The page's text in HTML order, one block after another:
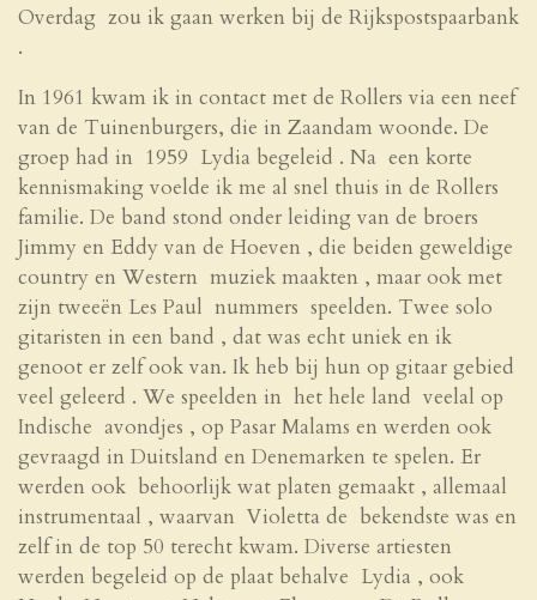
Overdag zou ik gaan werken bij de Rijkspostspaarbank
.
In 1961 kwam ik in contact met de Rollers via een neef
van de Tuinenburgers, die in Zaandam woonde. De
groep had in 1959 Lydia begeleid . Na een korte
kennismaking voelde ik me al snel thuis in de Rollers
familie. De band stond onder leiding van de broers
Jimmy en Eddy van de Hoeven , die beiden geweldige
country en Western muziek maakten , maar ook met
zijn tweeën Les Paul nummers speelden. Twee solo
gitaristen in een band , dat was echt uniek en ik
genoot er zelf ook van. Ik heb bij hun op gitaar gebied
veel geleerd . We speelden in het hele land veelal op
Indische avondjes , op Pasar Malams en werden ook
gevraagd in Duitsland en Denemarken te spelen. Er
werden ook behoorlijk wat platen gemaakt , allemaal
instrumentaal , waarvan Violetta de bekendste was en
zelf in de top 50 terecht kwam. Diverse artiesten
werden begeleid op de plaat behalve Lydia , ook